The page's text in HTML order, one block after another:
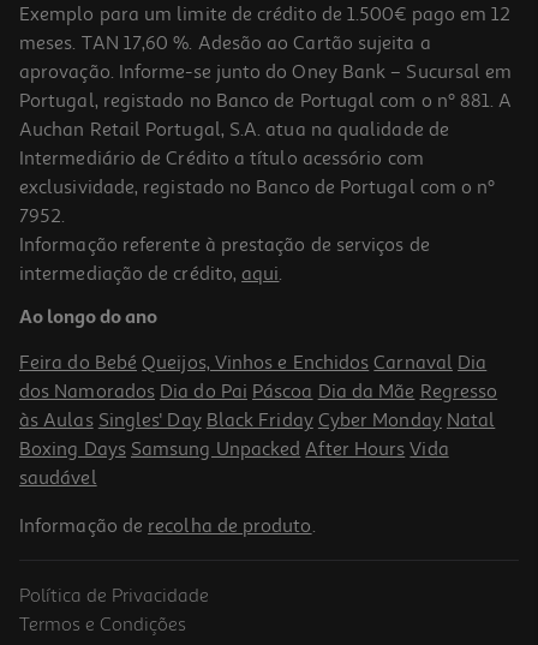
Capa Envelope A4 Auchan Plástico Com Zip Modelos Sortidos
1.99 €/un
1,99 €
Exemplo para um limite de crédito de 1.500€ pago em 12
meses. TAN 17,60 %. Adesão ao Cartão sujeita a
aprovação. Informe-se junto do Oney Bank – Sucursal em
Portugal, registado no Banco de Portugal com o nº 881. A
Auchan Retail Portugal, S.A. atua na qualidade de
Intermediário de Crédito a título acessório com
exclusividade, registado no Banco de Portugal com o nº
7952.
Informação referente à prestação de serviços de
intermediação de crédito, aqui.
Ao longo do ano
Feira do Bebé Queijos, Vinhos e Enchidos Carnaval Dia
dos Namorados Dia do Pai Páscoa Dia da Mãe Regresso
às Aulas Singles' Day Black Friday Cyber Monday Natal
Boxing Days Samsung Unpacked After Hours Vida
saudável
Informação de recolha de produto.
Política de Privacidade
Termos e Condições